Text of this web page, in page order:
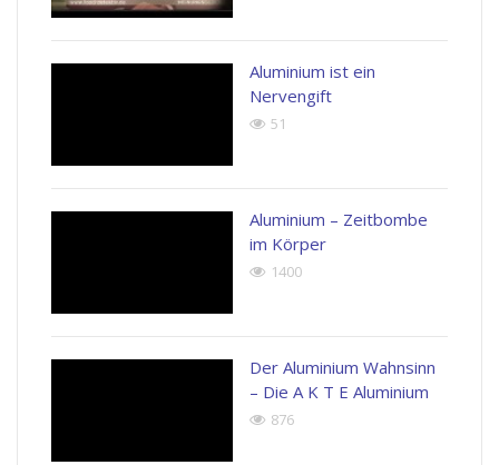
Aluminium ist ein
Nervengift
51
Aluminium – Zeitbombe
im Körper
1400
Der Aluminium Wahnsinn
– Die A K T E Aluminium
876